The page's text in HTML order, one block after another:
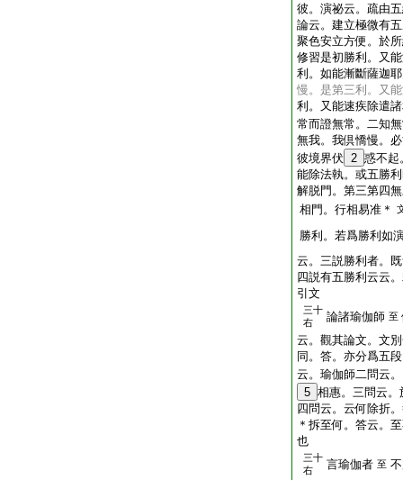
彼。演祕云。疏由
論云。建立極微有
聚色安立方便。於
修習是初勝利。又
利。如能漸斷薩迦
慢。是第三利。又
利。又能速疾除遣
常而證無常。二知
無我。我倶憍慢。
彼境界伏 2 惑不起
能除法執。或五勝
解脱門。第三第四
相門。行相易准＊
勝利。若爲勝利如
云。三説勝利者。
四説有五勝利云云
引文
三十
右
論諸瑜伽師 至
云。觀其論文。文
同。答。亦分爲五
云。瑜伽師二問云
5 相惠。三問云
四問云。云何除折
＊拆至何。答云。
也
三十
右
言瑜伽者 至